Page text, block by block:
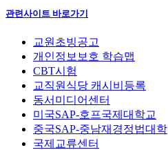
관련사이트 바로가기
교원초빙공고
개인정보보호 학습맵
CBT시험
교직원식당 캐시비등록
동서미디어센터
미국SAP-호프국제대학교
중국SAP-중남재경정법대학
국제교류센터